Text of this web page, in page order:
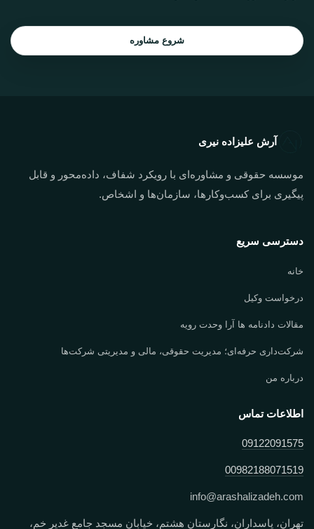
شروع مشاوره
آرش علیزاده نیری
موسسه حقوقی و مشاوره‌ای با رویکرد شفاف، داده‌محور و قابل
پیگیری برای کسب‌وکارها، سازمان‌ها و اشخاص.
دسترسی سریع
خانه
درخواست وکیل
مقالات دادنامه ها آرا وحدت رویه
شرکت‌داری حرفه‌ای؛ مدیریت حقوقی، مالی و مدیریتی شرکت‌ها
درباره من
اطلاعات تماس
09122091575
00982188071519
info@arashalizadeh.com
تهران، پاسداران، نگارستان هشتم، خیابان مسجد جامع غدیر خم،